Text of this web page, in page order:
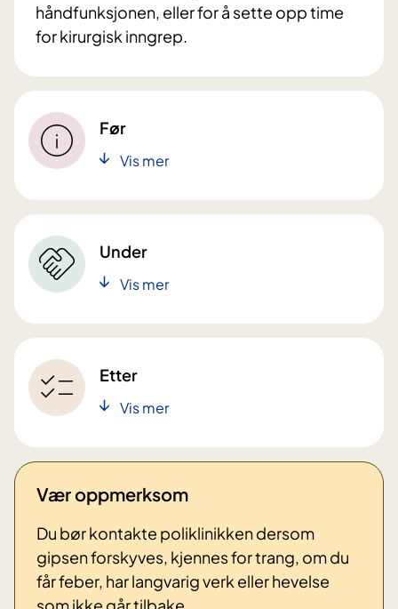
håndfunksjonen, eller for å sette opp time
for kirurgisk inngrep.
Før
Vis mer
Under
Vis mer
Etter
Vis mer
Vær oppmerksom
Du bør kontakte poliklinikken dersom
gipsen forskyves, kjennes for trang, om du
får feber, har langvarig verk eller hevelse